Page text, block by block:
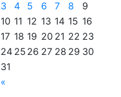
«
3
4 5 6 7 8
9
10 11 12 13 14 15 16
17 18 19 20 21 22 23
24 25 26 27 28 29 30
31